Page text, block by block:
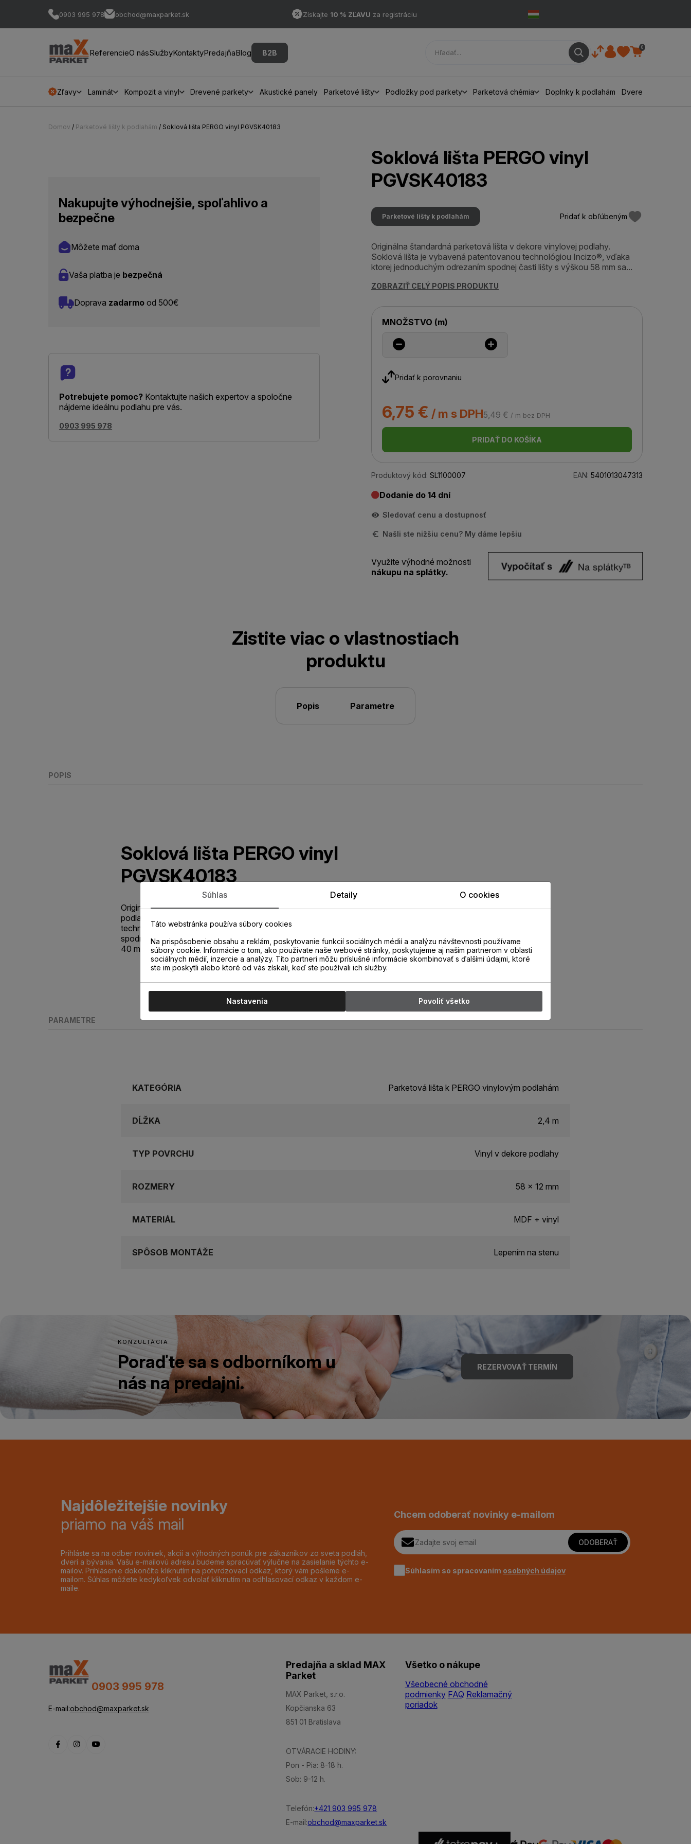
0903 995 978 obchod@maxparket.sk Získajte 10 % ZĽAVU za registráciu
ReferencieO násSlužbyKontaktyPredajňaBlog B2B
0
Zľavy Laminát Kompozit a vinyl Drevené parkety Akustické panely Parketové lišty Podložky pod parkety Parketová chémia Doplnky k podlahám Dvere
Domov / Parketové lišty k podlahám / Soklová lišta PERGO vinyl PGVSK40183
Nakupujte výhodnejšie, spoľahlivo a
bezpečne
Môžete mať doma
Vaša platba je bezpečná
Doprava zadarmo od 500€
Potrebujete pomoc? Kontaktujte našich expertov a spoločne
nájdeme ideálnu podlahu pre vás.
0903 995 978
Soklová lišta PERGO vinyl
PGVSK40183
Parketové lišty k podlahám Pridať k obľúbeným
Originálna štandardná parketová lišta v dekore vinylovej podlahy.
Soklová lišta je vybavená patentovanou technológiou Incizo®, vďaka
ktorej jednoduchým odrezaním spodnej časti lišty s výškou 58 mm sa...
ZOBRAZIŤ CELÝ POPIS PRODUKTU
MNOŽSTVO (m)
Pridať k porovnaniu
6,75 € / m s DPH5,49 € / m bez DPH
PRIDAŤ DO KOŠÍKA
Produktový kód: SL1100007 EAN: 5401013047313
Dodanie do 14 dní
Sledovať cenu a dostupnosť
Našli ste nižšiu cenu? My dáme lepšiu
Využite výhodné možnosti
nákupu na splátky.
Zistite viac o vlastnostiach
produktu
Popis Parametre
POPIS
Soklová lišta PERGO vinyl
PGVSK40183
Originálna štandardná parketová lišta v dekore vinylovej
podlahy. Soklová lišta je vybavená patentovanou
technológiou Incizo®, vďaka ktorej jednoduchým odrezaním
spodnej časti lišty s výškou 58 mm sa vytvorí lišta s výškou
40 mm.
PARAMETRE
KATEGÓRIA Parketová lišta k PERGO vinylovým podlahám
DĹŽKA 2,4 m
TYP POVRCHU Vinyl v dekore podlahy
ROZMERY 58 x 12 mm
MATERIÁL MDF + vinyl
SPÔSOB MONTÁŽE Lepením na stenu
KONZULTÁCIA
Poraďte sa s odborníkom u
nás na predajni.
REZERVOVAŤ TERMÍN
Najdôležitejšie novinky
priamo na váš mail
Prihláste sa na odber noviniek, akcií a výhodných ponúk pre zákazníkov zo sveta podláh,
dverí a bývania. Vašu e-mailovú adresu budeme spracúvať výlučne na zasielanie týchto e-
mailov. Prihlásenie dokončíte kliknutím na potvrdzovací odkaz, ktorý vám pošleme e-
mailom. Súhlas môžete kedykoľvek odvolať kliknutím na odhlasovací odkaz v každom e-
maile.
Chcem odoberať novinky e-mailom
ODOBERAŤ
Súhlasím so spracovaním osobných údajov
0903 995 978
E-mail:obchod@maxparket.sk
Predajňa a sklad MAX
Parket
MAX Parket, s.r.o.
Kopčianska 63
851 01 Bratislava
OTVÁRACIE HODINY:
Pon - Pia: 8-18 h.
Sob: 9-12 h.
Telefón:+421 903 995 978
E-mail:obchod@maxparket.sk
Všetko o nákupe
Všeobecné obchodné
podmienky FAQ Reklamačný
poriadok
Súhlas Detaily O cookies
Táto webstránka používa súbory cookies
Na prispôsobenie obsahu a reklám, poskytovanie funkcií sociálnych médií a analýzu návštevnosti používame
súbory cookie. Informácie o tom, ako používate naše webové stránky, poskytujeme aj našim partnerom v oblasti
sociálnych médií, inzercie a analýzy. Títo partneri môžu príslušné informácie skombinovať s ďalšími údajmi, ktoré
ste im poskytli alebo ktoré od vás získali, keď ste používali ich služby.
Nastavenia Povoliť všetko